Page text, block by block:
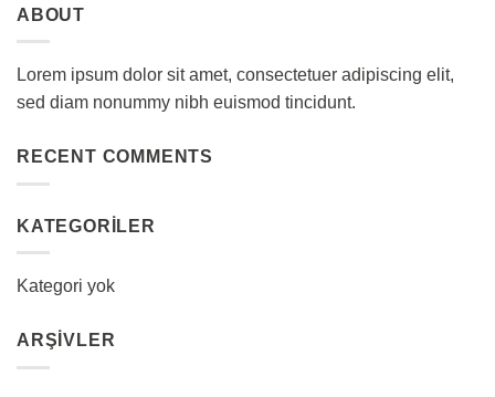
ABOUT
Lorem ipsum dolor sit amet, consectetuer adipiscing elit,
sed diam nonummy nibh euismod tincidunt.
RECENT COMMENTS
KATEGORILER
Kategori yok
ARŞIVLER